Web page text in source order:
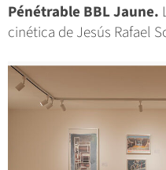
Pénétrable BBL Jaune.
cinética de Jesús Rafael